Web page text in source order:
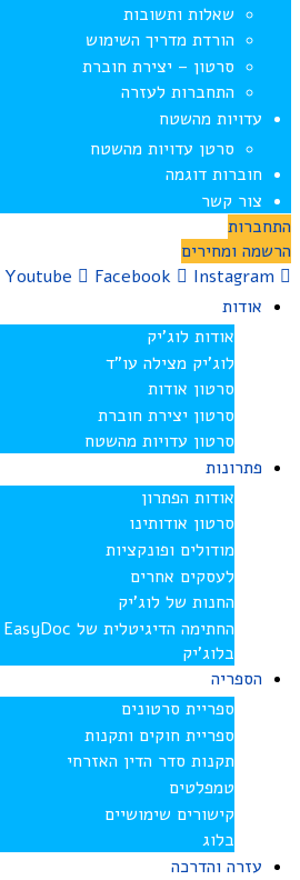
שאלות ותשובות
הורדת מדריך השימוש
סרטון – יצירת חוברת
התחברות לעזרה
עדויות מהשטח
סרטן עדויות מהשטח
חוברות דוגמה
צור קשר
התחברות
הרשמה ומחירים
Youtube Facebook
Instagram
אודות
אודות לוג’יק
לוג’יק מצילה עו”ד
סרטון אודות
סרטון יצירת חוברת
סרטון עדויות מהשטח
פתרונות
אודות הפתרון
סרטון אודותינו
מודולים ופונקציות
לעסקים אחרים
החנות של לוג’יק
החתימה הדיגיטלית של EasyDoc
בלוג’יק
הספריה
ספריית סרטונים
ספריית חוקים ותקנות
תקנות סדר הדין האזרחי
טמפלטים
קישורים שימושיים
בלוג
עזרה והדרכה